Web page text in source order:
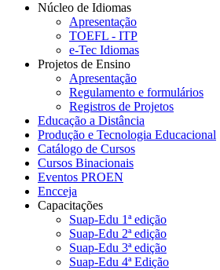
Núcleo de Idiomas
Apresentação
TOEFL - ITP
e-Tec Idiomas
Projetos de Ensino
Apresentação
Regulamento e formulários
Registros de Projetos
Educação a Distância
Produção e Tecnologia Educacional
Catálogo de Cursos
Cursos Binacionais
Eventos PROEN
Encceja
Capacitações
Suap-Edu 1ª edição
Suap-Edu 2ª edição
Suap-Edu 3ª edição
Suap-Edu 4ª Edição